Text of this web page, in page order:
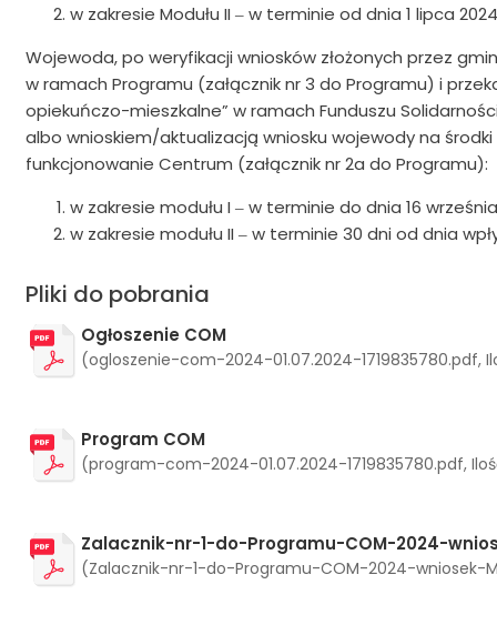
w zakresie Modułu II ‒ w terminie od dnia 1 lipca
Wojewoda, po weryfikacji wniosków złożonych przez
w ramach Programu (załącznik nr 3 do Programu) i
opiekuńczo-mieszkalne” w ramach Funduszu
albo wnioskiem/aktualizacją wniosku wojewody na
funkcjonowanie Centrum (załącznik nr 2a do Programu):
w zakresie modułu I ‒ w terminie do dnia 16
w zakresie modułu II ‒ w terminie 30 dni od dnia
Pliki do pobrania
Ogłoszenie COM
(ogloszenie-com-2024-01.07.2024-1719835780.pdf,
Program COM
(program-com-2024-01.07.2024-1719835780.pdf,
Zalacznik-nr-1-do-Programu-COM-2024-
(Zalacznik-nr-1-do-Programu-COM-2024-wniosek-